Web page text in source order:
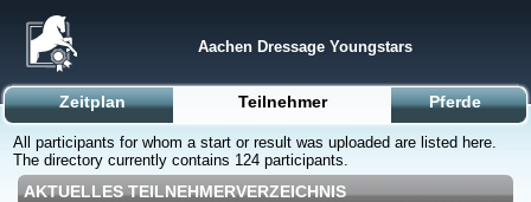
Aachen Dressage Youngstars
Zeitplan Teilnehmer Pferde
All participants for whom a start or result was uploaded are listed here.
The directory currently contains 124 participants.
AKTUELLES TEILNEHMERVERZEICHNIS